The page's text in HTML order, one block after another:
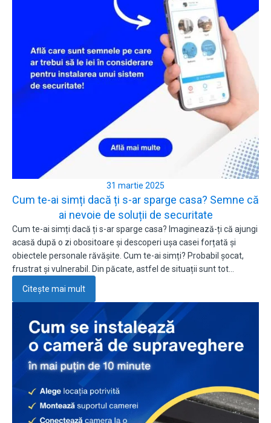
31 martie 2025
Cum te-ai simți dacă ți s-ar sparge casa? Semne că
ai nevoie de soluții de securitate
Cum te-ai simți dacă ți s-ar sparge casa? Imaginează-ți că ajungi
acasă după o zi obositoare și descoperi ușa casei forțată și
obiectele personale răvășite. Cum te-ai simți? Probabil șocat,
frustrat și vulnerabil. Din păcate, astfel de situații sunt tot…
Citește mai mult